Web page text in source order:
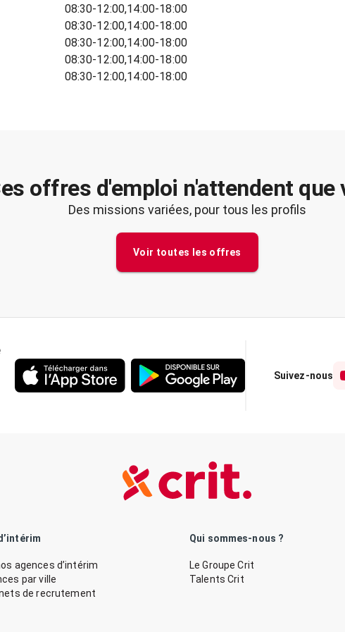
08:30-12:00,14:00-18:00
08:30-12:00,14:00-18:00
08:30-12:00,14:00-18:00
08:30-12:00,14:00-18:00
08:30-12:00,14:00-18:00
offres d'emploi n'attendent que
Des missions variées, pour tous les profils
Voir toutes les offres
Suivez-nous
agences d’intérim
par ville
de recrutement
Qui sommes-nous ?
Le Groupe Crit
Talents Crit